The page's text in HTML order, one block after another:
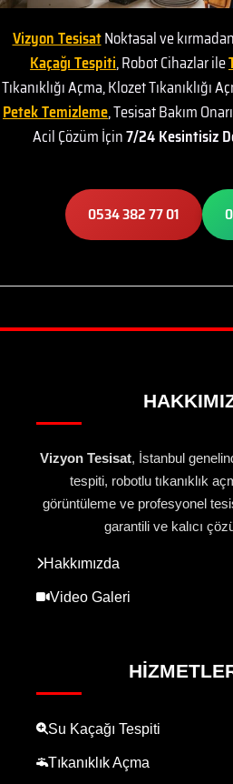
Vizyon TesisatNoktasal ve
Kaçağı Tespiti, Robot Cihazlar ile
Tıkanıklığı Açma, Klozet Tıkanıklığı
Petek Temizleme, Tesisat Bakım
Acil Çözüm İçin7/24 Kesintisiz
0534 382 77 01
Vizyon Tesisat, İstanbul
tespiti, robotlu tıkanıklık
görüntüleme ve profesyonel
garantili ve kalıcı
Hakkımızda
Video Galeri
Su Kaçağı Tespiti
Tıkanıklık Açma